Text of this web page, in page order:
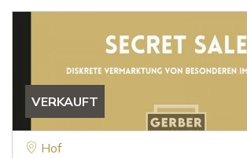
VERKAUFT
Hof